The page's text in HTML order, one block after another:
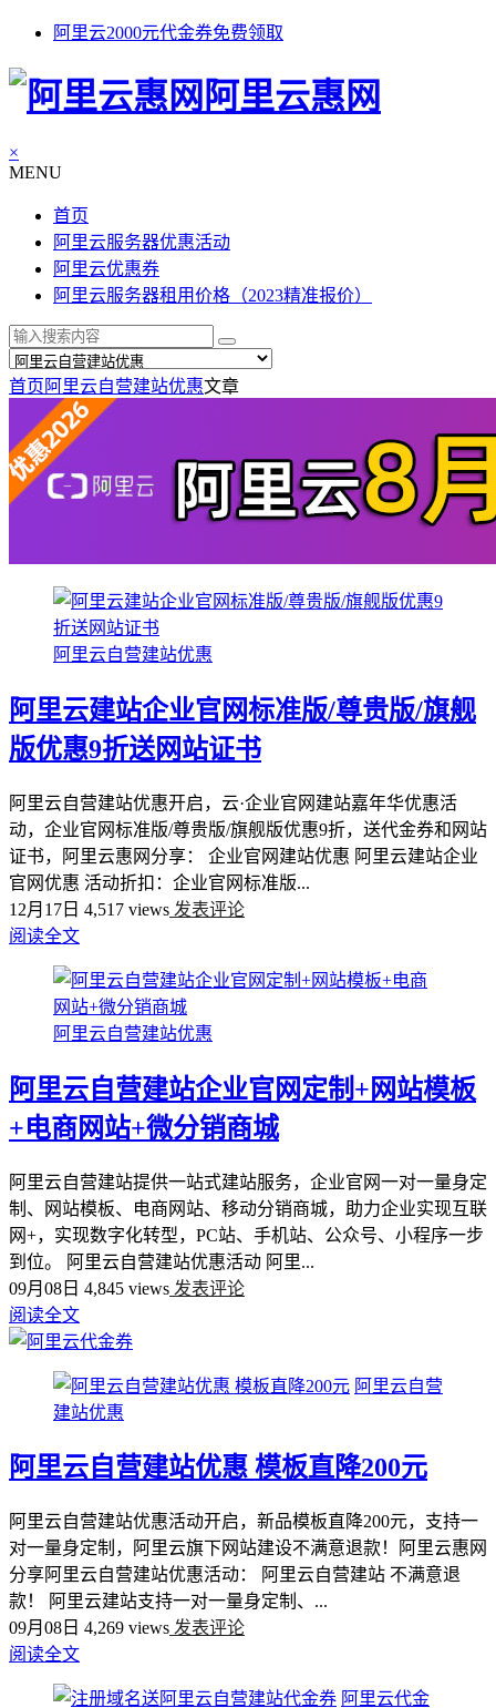
阿里云2000元代金券免费领取
阿里云惠网
×
MENU
首页
阿里云服务器优惠活动
阿里云优惠券
阿里云服务器租用价格（2023精准报价）
首页 阿里云自营建站优惠文章
阿里云自营建站优惠
阿里云建站企业官网标准版/尊贵版/旗舰
版优惠9折送网站证书
阿里云自营建站优惠开启，云·企业官网建站嘉年华优惠活
动，企业官网标准版/尊贵版/旗舰版优惠9折，送代金券和网站
证书，阿里云惠网分享： 企业官网建站优惠 阿里云建站企业
官网优惠 活动折扣：企业官网标准版...
12月17日 4,517 views 发表评论
阅读全文
阿里云自营建站优惠
阿里云自营建站企业官网定制+网站模板
+电商网站+微分销商城
阿里云自营建站提供一站式建站服务，企业官网一对一量身定
制、网站模板、电商网站、移动分销商城，助力企业实现互联
网+，实现数字化转型，PC站、手机站、公众号、小程序一步
到位。 阿里云自营建站优惠活动 阿里...
09月08日 4,845 views 发表评论
阅读全文
阿里云自营
建站优惠
阿里云自营建站优惠 模板直降200元
阿里云自营建站优惠活动开启，新品模板直降200元，支持一
对一量身定制，阿里云旗下网站建设不满意退款！阿里云惠网
分享阿里云自营建站优惠活动： 阿里云自营建站 不满意退
款！ 阿里云建站支持一对一量身定制、...
09月08日 4,269 views 发表评论
阅读全文
阿里云代金